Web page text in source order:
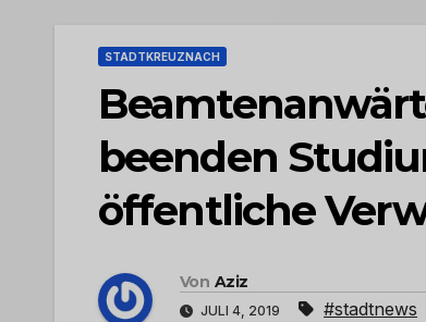
STADTKREUZNACH
beenden
öffentliche
Von Aziz
JULI 4, 2019 #stadtnews